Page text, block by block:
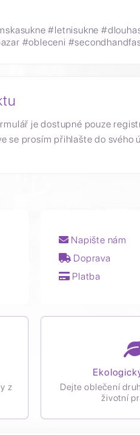
#letnisukne
#obleceni
je dostupné pouze
se prosím přihlašte do svého
Napište nám
Doprava
Platba
z
Dejte oblečení
životní